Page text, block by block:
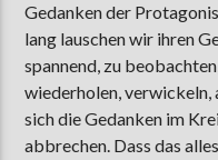
Gedanken der
lang lauschen wir ihren
spannend, zu
wiederholen, verwickeln,
sich die Gedanken im
abbrechen. Dass das